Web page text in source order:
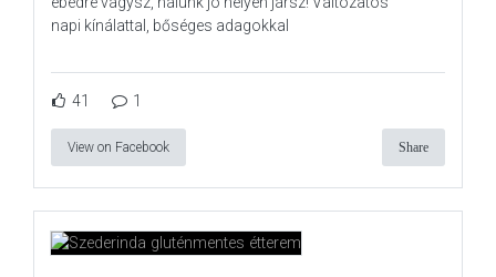
napi kínálattal, bőséges adagokkal
41 1
View on Facebook Share